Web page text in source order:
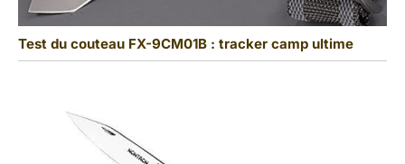
Test du couteau FX-9CM01B : tracker camp ultime